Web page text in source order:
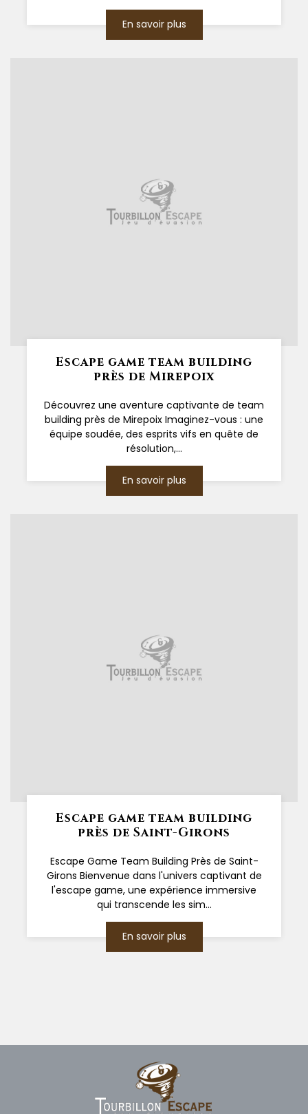
En savoir plus
Escape game team building
près de Mirepoix
Découvrez une aventure captivante de team
building près de Mirepoix Imaginez-vous : une
équipe soudée, des esprits vifs en quête de
résolution,...
En savoir plus
Escape game team building
près de Saint-Girons
Escape Game Team Building Près de Saint-
Girons Bienvenue dans l'univers captivant de
l'escape game, une expérience immersive
qui transcende les sim...
En savoir plus